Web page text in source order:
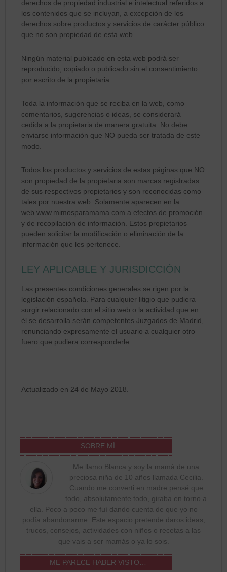
derechos de propiedad industrial e intelectual referidos a
los contenidos que se incluyan, a excepción de los
derechos sobre productos y servicios de carácter público
que no son propiedad de esta web.
Ningún material publicado en esta web podrá ser
reproducido, copiado o publicado sin el consentimiento
por escrito de la propietaria.
Toda la información que se reciba en la web, como
comentarios, sugerencias o ideas, se considerará
cedida a la propietaria de manera gratuita. No debe
enviarse información que NO pueda ser tratada de este
modo.
Todos los productos y servicios de estas páginas que NO
son propiedad de la propietaria son marcas registradas
de sus respectivos propietarios y son reconocidas como
tales por nuestra web. Solamente aparecen en la
web www.mimosparamama.com a efectos de promoción
y de recopilación de información. Estos propietarios
pueden solicitar la modificación o eliminación de la
información que les pertenece.
LEY APLICABLE Y JURISDICCIÓN
Las presentes condiciones generales se rigen por la
legislación española. Para cualquier litigio que pudiera
surgir relacionado con el sitio web o la actividad que en
él se desarrolla serán competentes Juzgados de Madrid,
renunciando expresamente el usuario a cualquier otro
fuero que pudiera corresponderle.
Actualizado en 24 de Mayo 2018.
SOBRE MÍ
Me llamo Blanca y soy la mamá de una
preciosa niña de 10 años llamada Cecilia.
Cuando me converti en madre pensé que
todo, absolutamente todo, giraba en torno a
ella. Poco a poco me fuí dando cuenta de que yo no
podía abandonarme. Este espacio pretende daros ideas,
trucos, consejos, actividades con niños o recetas a las
que vais a ser mamás o ya lo sois.
ME PARECE HABER VISTO…